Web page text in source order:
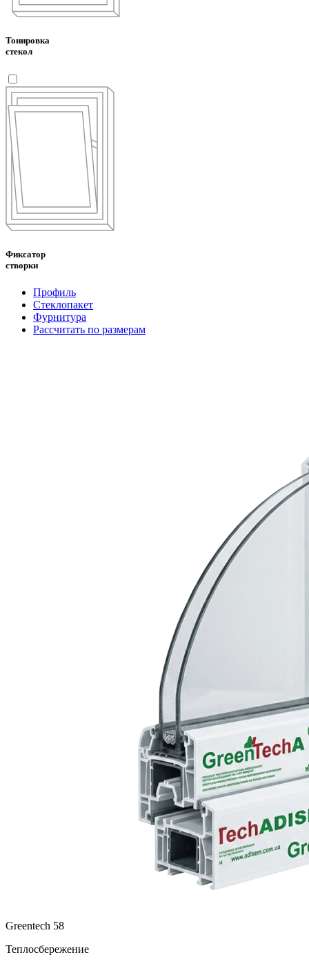
Тонировка
стекол
Фиксатор
створки
Профиль
Стеклопакет
Фурнитура
Рассчитать по размерам
Greentech 58
Теплосбережение